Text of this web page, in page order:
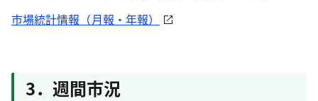
市場統計情報（月報・年報）
3．週間市況